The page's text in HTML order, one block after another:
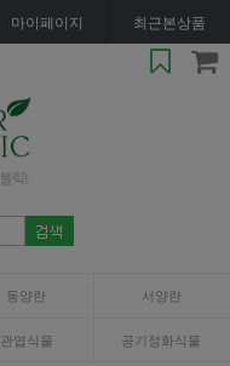
마이페이지 최근본상품
동양란 서양란
관엽식물 공기정화식물